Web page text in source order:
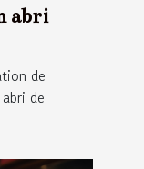
abri
de
de